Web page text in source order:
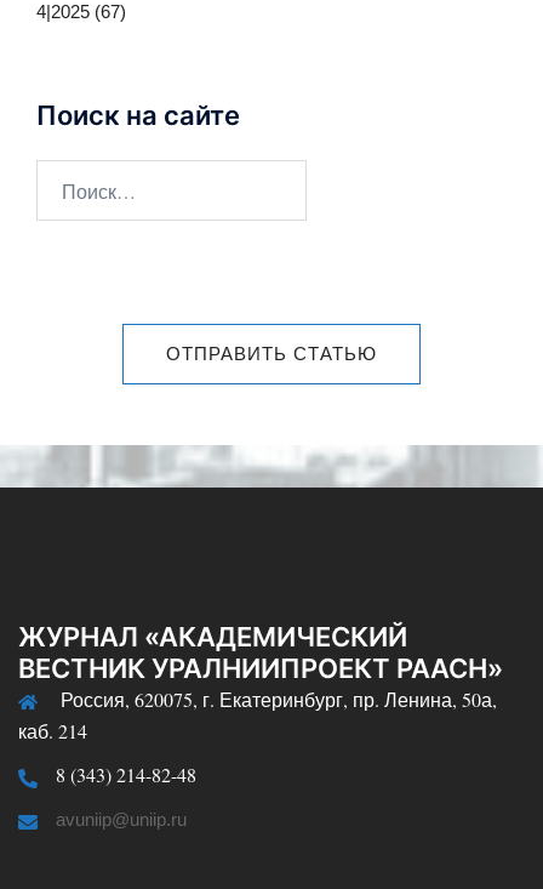
4|2025 (67)
Поиск на сайте
ОТПРАВИТЬ СТАТЬЮ
ЖУРНАЛ «АКАДЕМИЧЕСКИЙ
ВЕСТНИК УРАЛНИИПРОЕКТ РААСН»
Россия, 620075, г. Екатеринбург, пр. Ленина, 50а,
каб. 214
8 (343) 214-82-48
avuniip@uniip.ru